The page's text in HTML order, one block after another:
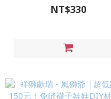
氛精油變香包）
NT$330